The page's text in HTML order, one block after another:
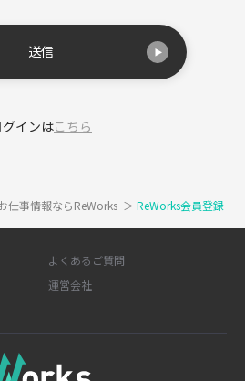
送信
グインはこちら
仕事情報ならReWorks ＞ ReWorks会員登録
よくあるご質問
運営会社